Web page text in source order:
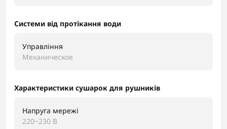
Системи від протікання води
Управління
Механическое
Характеристики сушарок для рушників
Напруга мережі
220~230 В